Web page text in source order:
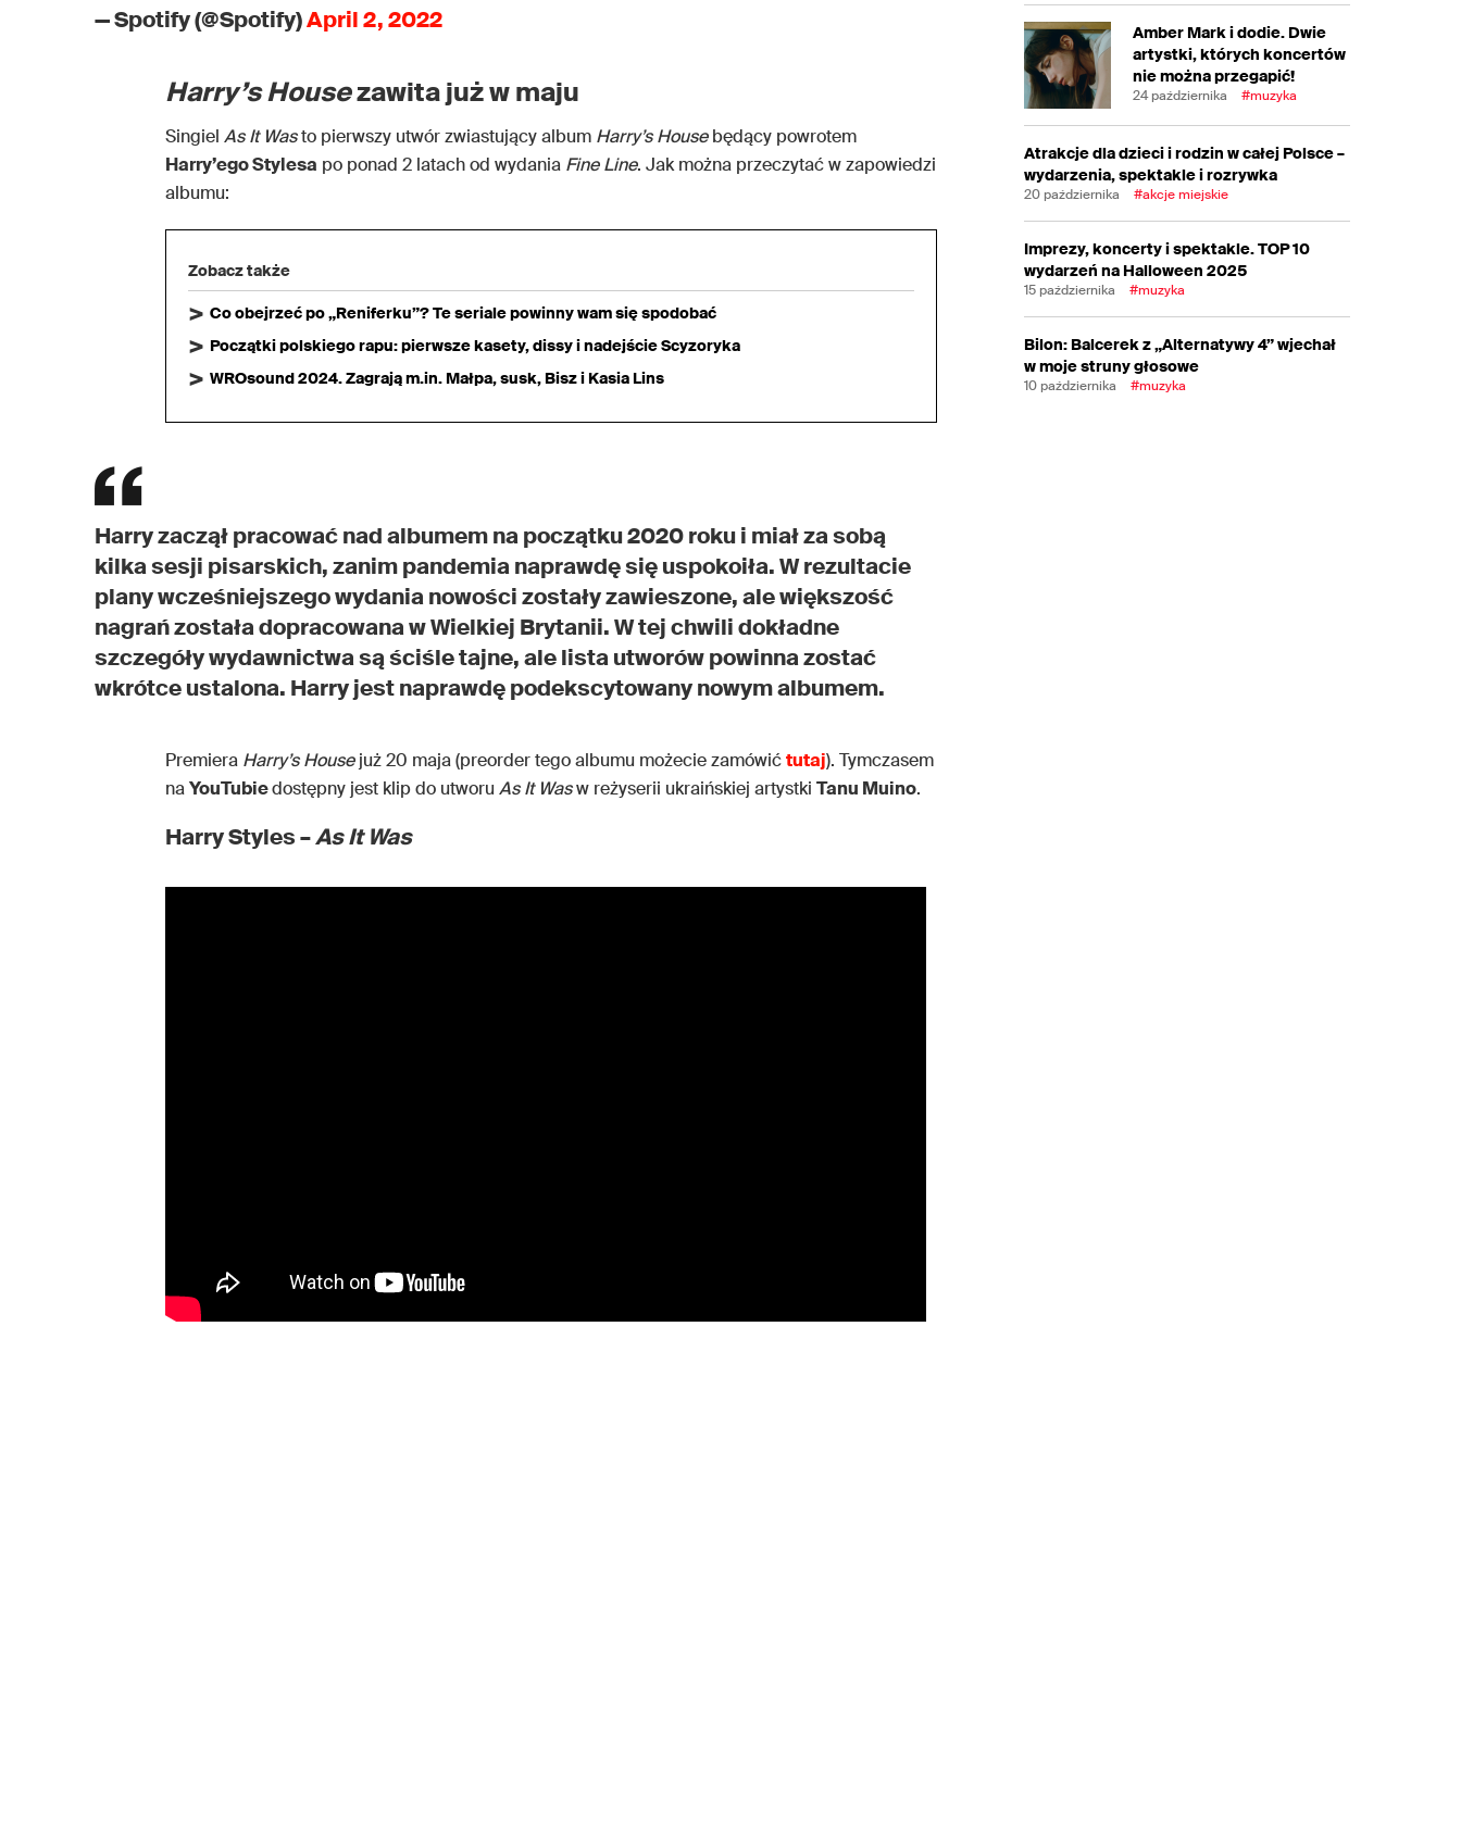
— Spotify (@Spotify)April 2, 2022
Harry’s Housezawita już w maju
Singiel As It Wasto pierwszy utwór zwiastujący album Harry’s Housebędący powrotem
Harry’ego Stylesa po ponad 2 latach od wydania Fine Line. Jak można przeczytać w zapowiedzi
albumu:
Zobacz także
Co obejrzeć po „Reniferku”? Te seriale powinny wam się spodobać
Początki polskiego rapu: pierwsze kasety, dissy i nadejście Scyzoryka
WROsound 2024. Zagrają m.in. Małpa, susk, Bisz i Kasia Lins
Harry zaczął pracować nad albumem na początku 2020 roku i miał za sobą
kilka sesji pisarskich, zanim pandemia naprawdę się uspokoiła. W rezultacie
plany wcześniejszego wydania nowości zostały zawieszone, ale większość
nagrań została dopracowana w Wielkiej Brytanii. W tej chwili dokładne
szczegóły wydawnictwa są ściśle tajne, ale lista utworów powinna zostać
wkrótce ustalona. Harry jest naprawdę podekscytowany nowym albumem.
Premiera Harry’s Housejuż 20 maja (preorder tego albumu możecie zamówićtutaj). Tymczasem
naYouTubiedostępny jest klip do utworu As It Wasw reżyserii ukraińskiej artystki Tanu Muino.
Harry Styles –As It Was
Amber Mark i dodie. Dwie
artystki, których koncertów
nie można przegapić!
24 października #muzyka
Atrakcje dla dzieci i rodzin w całej Polsce –
wydarzenia, spektakle i rozrywka
20 października #akcje miejskie
Imprezy, koncerty i spektakle. TOP 10
wydarzeń na Halloween 2025
15 października #muzyka
Bilon: Balcerek z „Alternatywy 4” wjechał
w moje struny głosowe
10 października #muzyka